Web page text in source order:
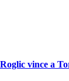
vince a